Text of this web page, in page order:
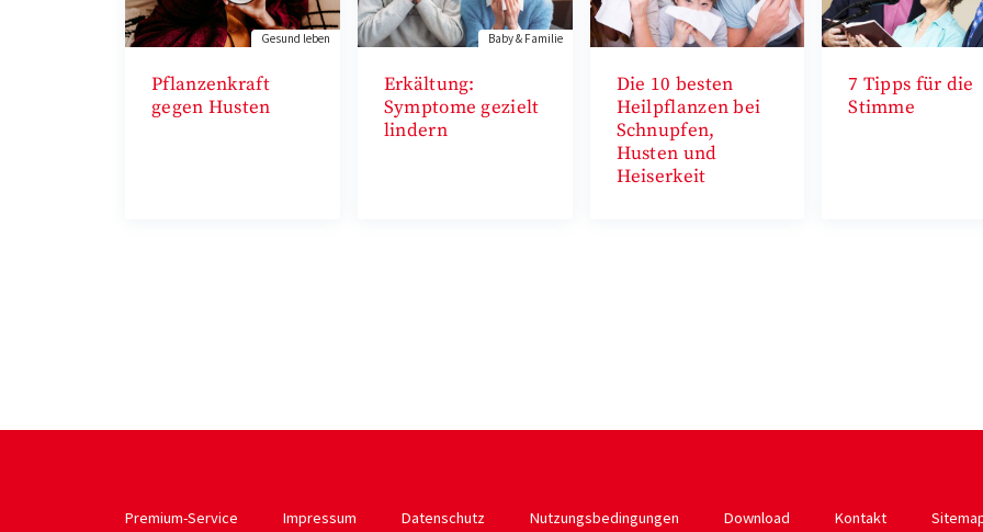
Gesund leben
Pflanzenkraft
gegen Husten
Baby & Familie
Erkältung:
Symptome gezielt
lindern
Die 10 besten
Heilpflanzen bei
Schnupfen,
Husten und
Heiserkeit
7 Tipps für die
Stimme
Premium-Service Impressum Datenschutz Nutzungsbedingungen Download Kontakt